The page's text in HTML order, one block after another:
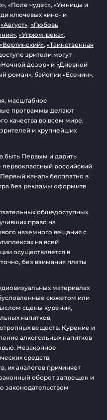
«Поле чудес», «Умницы и
ключевых кино- и
«Август», «Любовь
, «Угрюм-река»,
«Вертинский», «Таинственная
зрители могут
дозор» и «Дневной
роман», байопик «Есенин»,
масштабное
программы делают
качества во всем мире,
и крупнейших
быть Первым и дарить
российский
канал» бесплатно в
без рекламы оформите
общедоступных
право на
наземного вещания с
на всей
осуществляется в
без взимания платы
материалах
сюжетом или
сцены курения,
напитков,
веществ. Курение и
алкогольных напитков
Незаконное
средств,
их аналогов причиняет
оборот запрещен и
законодательством